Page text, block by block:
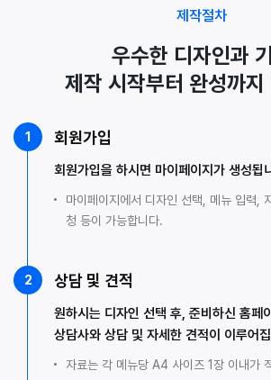
제작절차
우수한 디자인과
제작 시작부터 완성까지
1 회원가입
회원가입을 하시면 마이페이지가 생성됩
마이페이지에서 디자인 선택, 메뉴 입력,
청 등이 가능합니다.
2 상담 및 견적
원하시는 디자인 선택 후, 준비하신 홈페
상담사와 상담 및 자세한 견적이 이루어
자료는 각 메뉴당 A4 사이즈 1장 이내가